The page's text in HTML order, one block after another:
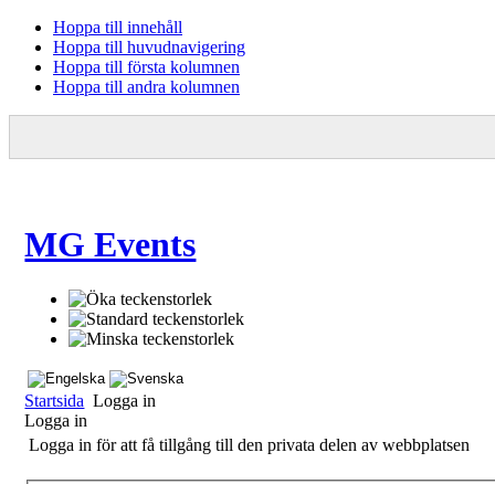
Hoppa till innehåll
Hoppa till huvudnavigering
Hoppa till första kolumnen
Hoppa till andra kolumnen
MG Events
Startsida Logga in
Logga in
Logga in för att få tillgång till den privata delen av webbplatsen